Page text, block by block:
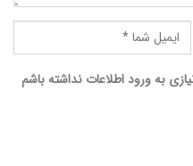
به ورود اطلاعات نداشته باشم